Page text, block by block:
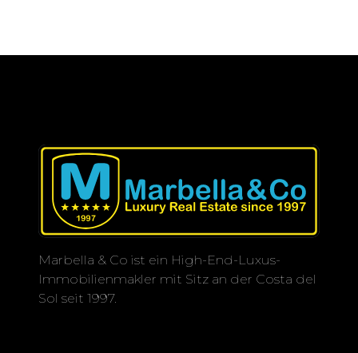
Marbella & Co ist ein High-End-Luxus-
Immobilienmakler mit Sitz an der Costa del
Sol seit 1997.